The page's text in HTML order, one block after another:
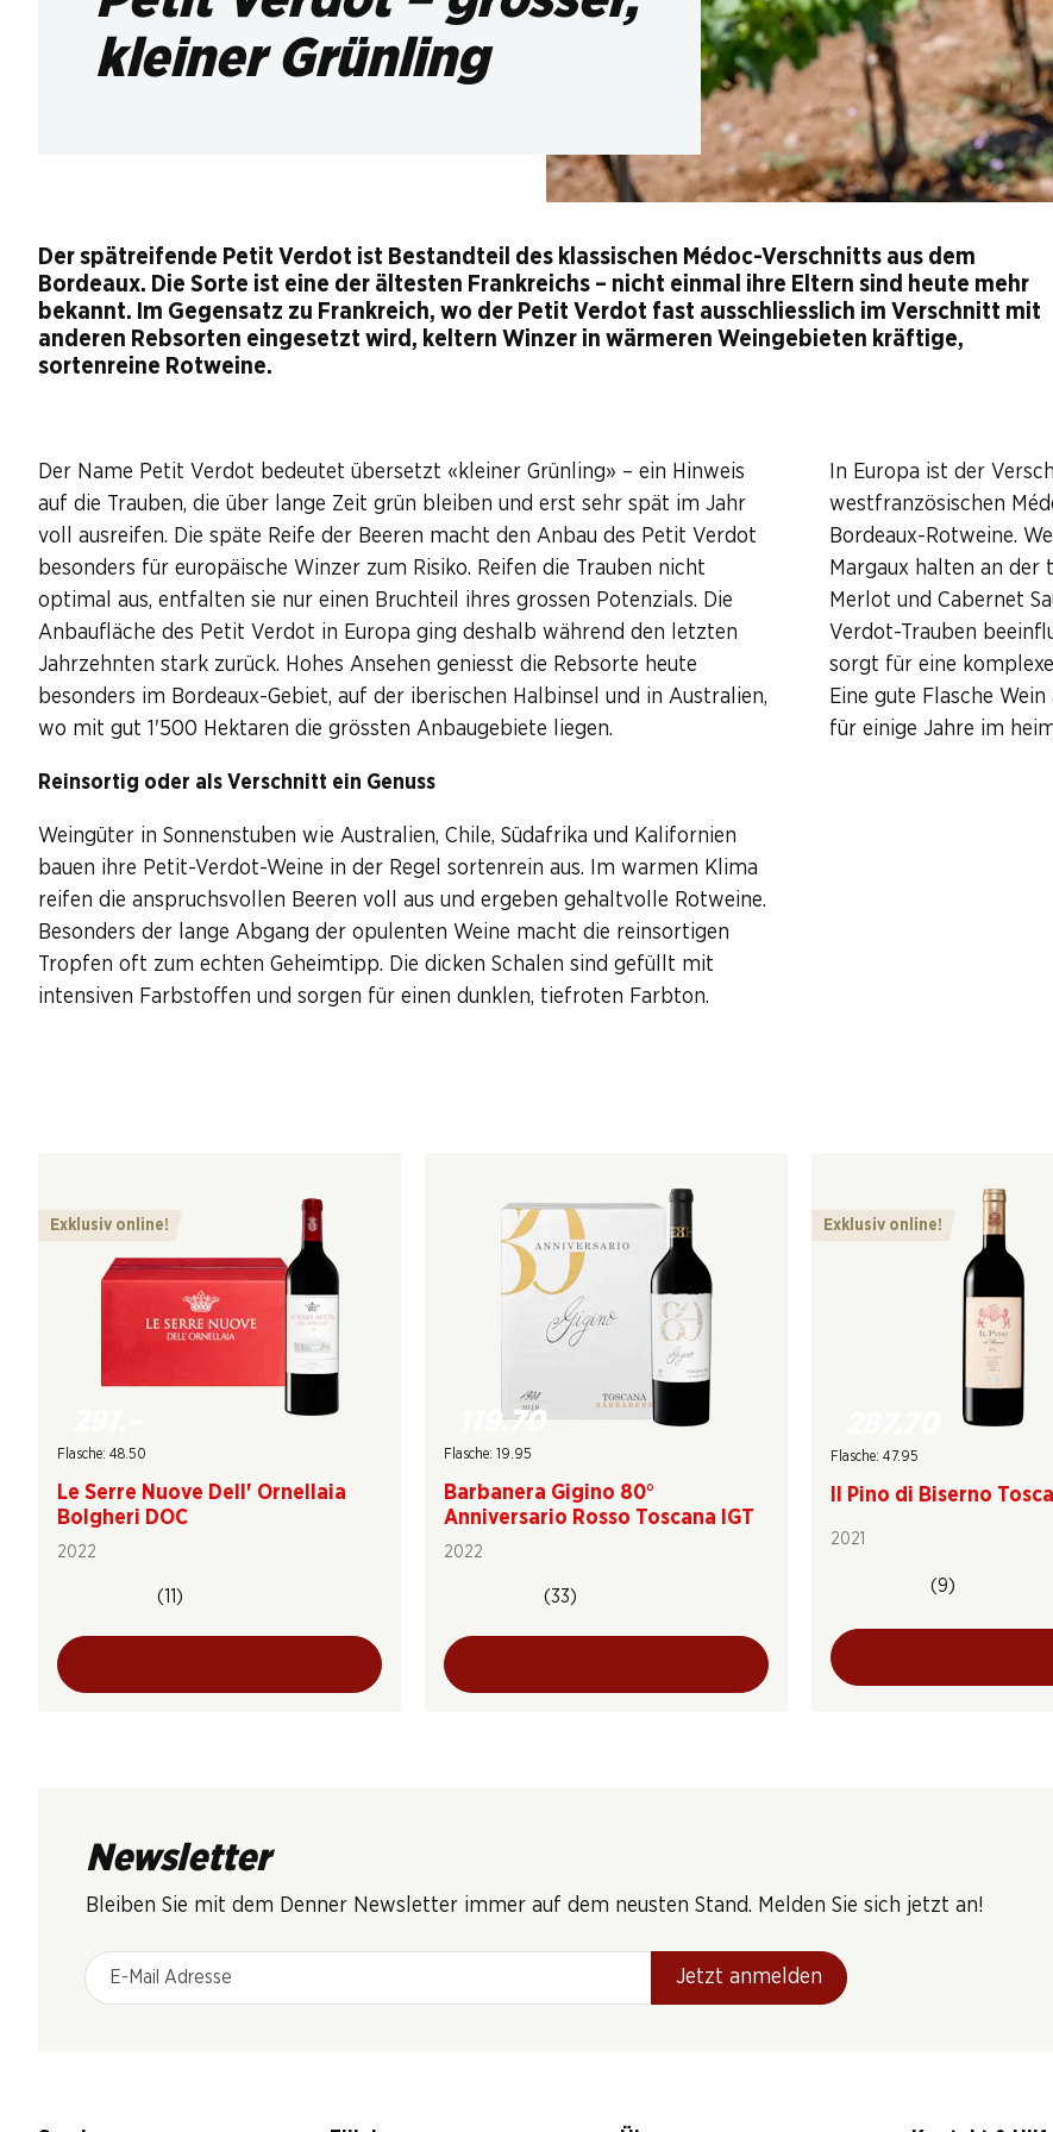
kleiner Grünling
Der spätreifende Petit Verdot ist Bestandteil des klassischen Médoc-Verschnitts aus dem
Bordeaux. Die Sorte ist eine der ältesten Frankreichs – nicht einmal ihre Eltern sind heute mehr
bekannt. Im Gegensatz zu Frankreich, wo der Petit Verdot fast ausschliesslich im Verschnitt mit
anderen Rebsorten eingesetzt wird, keltern Winzer in wärmeren Weingebieten kräftige,
sortenreine Rotweine.
Der Name Petit Verdot bedeutet übersetzt «kleiner Grünling» – ein Hinweis
auf die Trauben, die über lange Zeit grün bleiben und erst sehr spät im Jahr
voll ausreifen. Die späte Reife der Beeren macht den Anbau des Petit Verdot
besonders für europäische Winzer zum Risiko. Reifen die Trauben nicht
optimal aus, entfalten sie nur einen Bruchteil ihres grossen Potenzials. Die
Anbaufläche des Petit Verdot in Europa ging deshalb während den letzten
Jahrzehnten stark zurück. Hohes Ansehen geniesst die Rebsorte heute
besonders im Bordeaux-Gebiet, auf der iberischen Halbinsel und in Australien,
wo mit gut 1'500 Hektaren die grössten Anbaugebiete liegen.
Reinsortig oder als Verschnitt ein Genuss
Weingüter in Sonnenstuben wie Australien, Chile, Südafrika und Kalifornien
bauen ihre Petit-Verdot-Weine in der Regel sortenrein aus. Im warmen Klima
reifen die anspruchsvollen Beeren voll aus und ergeben gehaltvolle Rotweine.
Besonders der lange Abgang der opulenten Weine macht die reinsortigen
Tropfen oft zum echten Geheimtipp. Die dicken Schalen sind gefüllt mit
intensiven Farbstoffen und sorgen für einen dunklen, tiefroten Farbton.
In Europa ist der
westfranzösischen
Bordeaux-Rotweine.
Margaux halten an
Merlot und Cabernet
Verdot-Trauben
sorgt für eine
Eine gute Flasche
für einige Jahre im
Exklusiv online!
Flasche: 48.50
Le Serre Nuove Dell' Ornellaia
Bolgheri DOC
2022
(11)
119.70
Flasche: 19.95
Barbanera Gigino 80°
Anniversario Rosso Toscana IGT
2022
(33)
Exklusiv online!
Flasche: 47.95
Il Pino di Biserno
2021
(9)
Newsletter
Bleiben Sie mit dem Denner Newsletter immer auf dem neusten Stand. Melden Sie sich jetzt an!
E-Mail Adresse
Jetzt anmelden